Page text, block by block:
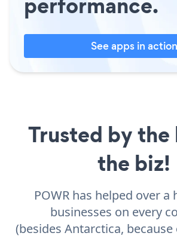
See apps in action
Trusted by the
the biz!
POWR has helped over
businesses on every
(besides Antarctica,